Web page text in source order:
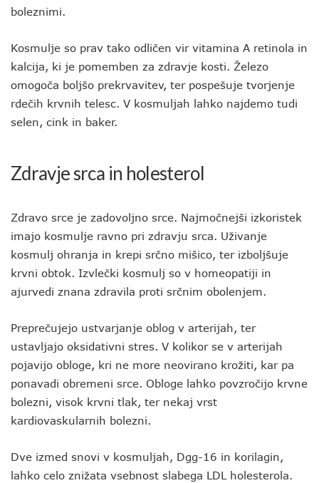
boleznimi.
Kosmulje so prav tako odličen vir vitamina A retinola in
kalcija, ki je pomemben za zdravje kosti. Železo
omogoča boljšo prekrvavitev, ter pospešuje tvorjenje
rdečih krvnih telesc. V kosmuljah lahko najdemo tudi
selen, cink in baker.
Zdravje srca in holesterol
Zdravo srce je zadovoljno srce. Najmočnejši izkoristek
imajo kosmulje ravno pri zdravju srca. Uživanje
kosmulj ohranja in krepi srčno mišico, ter izboljšuje
krvni obtok. Izvlečki kosmulj so v homeopatiji in
ajurvedi znana zdravila proti srčnim obolenjem.
Preprečujejo ustvarjanje oblog v arterijah, ter
ustavljajo oksidativni stres. V kolikor se v arterijah
pojavijo obloge, kri ne more neovirano krožiti, kar pa
ponavadi obremeni srce. Obloge lahko povzročijo krvne
bolezni, visok krvni tlak, ter nekaj vrst
kardiovaskularnih bolezni.
Dve izmed snovi v kosmuljah, Dgg-16 in korilagin,
lahko celo znižata vsebnost slabega LDL holesterola.